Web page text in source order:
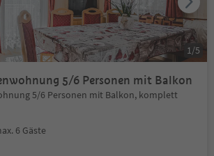
5/6 Personen mit Balkon
5/6 Personen mit Balkon, komplett
6 Gäste
1/5